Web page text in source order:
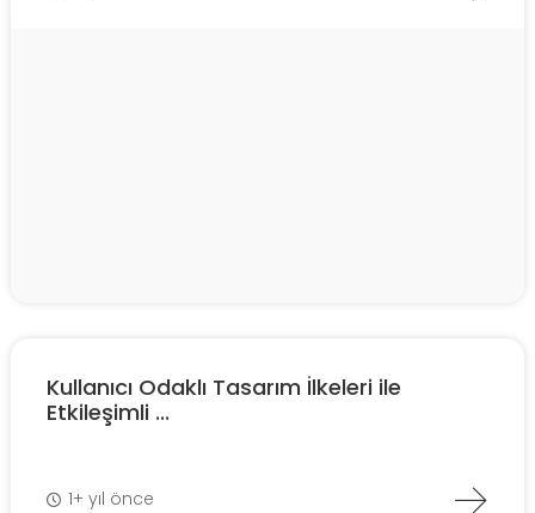
Kullanıcı Odaklı Tasarım İlkeleri ile
Etkileşimli ...
1+ yıl önce